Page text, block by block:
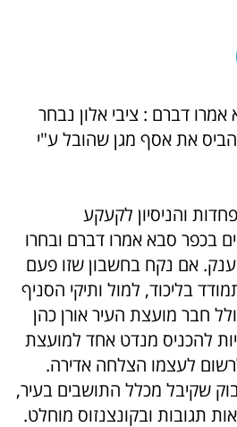
אמרו דברם : ציבי אלון נבחר
את אסף מגן שהובל ע"י
והניסיון לקעקע
בכפר סבא אמרו דברם ובחרו
אם נקח בחשבון שזו פעם
בליכוד, למול ותיקי הסניף
חבר מועצת העיר אורן כהן
להכניס מנדט אחד למועצת
לעצמו הצלחה אדירה.
שקיבל מכלל התושבים בעיר,
תגובות ובקונצנזוס מוחלט.